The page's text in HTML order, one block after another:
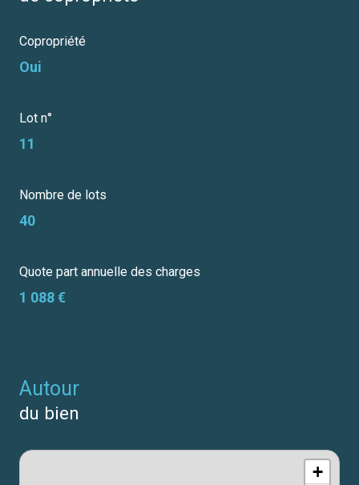
Copropriété
Oui
Lot n°
11
Nombre de lots
40
Quote part annuelle des charges
1 088 €
autour
du bien
+